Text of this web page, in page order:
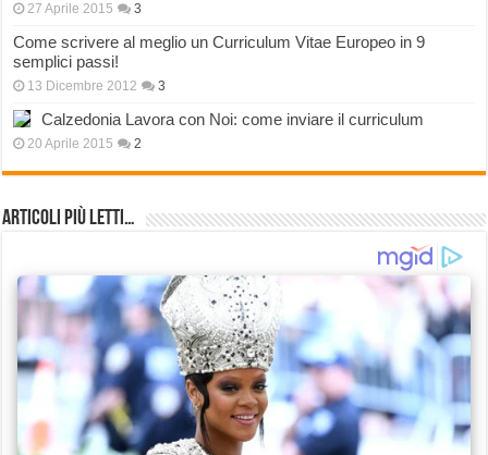
27 Aprile 2015 3
Come scrivere al meglio un Curriculum Vitae Europeo in 9
semplici passi!
13 Dicembre 2012 3
Calzedonia Lavora con Noi: come inviare il curriculum
20 Aprile 2015 2
Articoli più Letti…